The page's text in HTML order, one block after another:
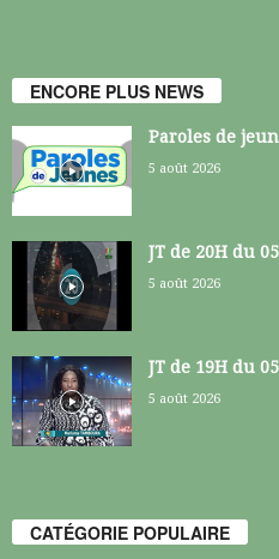
ENCORE PLUS NEWS
Paroles de
5 août 2026
JT de 20H du
5 août 2026
JT de 19H du
5 août 2026
CATÉGORIE POPULAIRE